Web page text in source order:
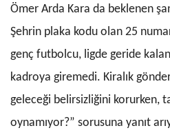
Ömer Arda Kara da beklenen
Şehrin plaka kodu olan 25
genç futbolcu, ligde geride
kadroya giremedi. Kiralık
geleceği belirsizliğini korurken,
oynamıyor?” sorusuna yanıt